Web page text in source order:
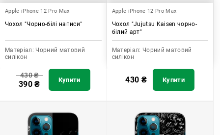
Apple iPhone 12 Pro Max
Чохол "Чорно-білі написи"
Матеріал: Чорний матовий
силікон
430₴
390₴ Купити
Apple iPhone 12 Pro Max
Чохол "Jujutsu Kaisen чорно-
білий арт"
Матеріал: Чорний матовий
силікон
430 ₴ Купити